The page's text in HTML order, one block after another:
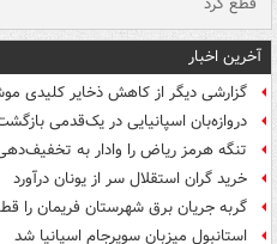
آخرین اخبار
گزارشی دیگر از کاهش ذخایر کلیدی
دروازه‌بان اسپانیایی در یک‌قدمی
تنگه هرمز ریاض را وادار به
خرید گران استقلال سر از یونان درآورد
گربه جریان برق شهرستان فریمان را
استانبول میزبان سوپرجام اسپانیا شد